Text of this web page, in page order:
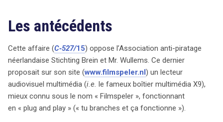
L’affaire C-527/15 met en lumière le conflit entre
l’Association anti-piratage néerlandaise Stichting Brein et
Mr. Wullems, vendeur du boîtier multimédia « Filmspeler
». Ce dernier permet aux utilisateurs d’accéder à des
contenus audiovisuels, y compris des œuvres
protégées, via des hyperliens intégrés dans le logiciel
XBMC. Malgré l’absence de modifications apportées par
Wullems aux modules complémentaires, son site vantait
Les antécédents
Cette affaire (C‑527/15) oppose l’Association anti-piratage
néerlandaise Stichting Brein et Mr. Wullems. Ce dernier
proposait sur son site (www.filmspeler.nl) un lecteur
audiovisuel multimédia (i.e. le fameux boîtier multimédia X9),
mieux connu sous le nom « Filmspeler », fonctionnant
en « plug and play » (« tu branches et ça fonctionne »).